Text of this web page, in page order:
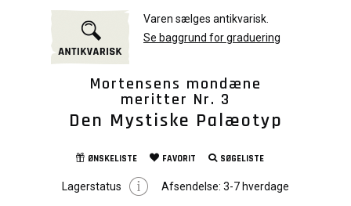
Varen sælges antikvarisk.
Se baggrund for graduering
Mortensens mondæne
meritter Nr. 3
Den Mystiske Palæotyp
ØNSKELISTE FAVORIT SØGELISTE
Lagerstatus Afsendelse: 3-7 hverdage